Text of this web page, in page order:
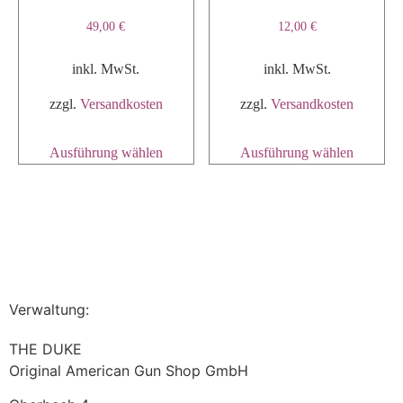
49,00€
inkl. MwSt.
zzgl. Versandkosten
Ausführung wählen
12,00 €
inkl. MwSt.
zzgl.Versandkosten
Ausführung wählen
Verwaltung:
THE DUKE
Original American Gun Shop GmbH